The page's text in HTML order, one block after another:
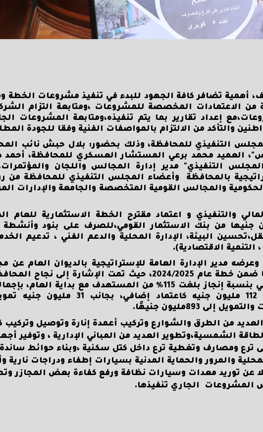
أهمية تضافر كافة الجهود للبدء في تنفيذ مشروعات الخطة
من الاعتمادات المخصصة للمشروعات ،ومتابعة التزام
إعداد تقارير بما يتم تنفيذه،ومتابعة المشروعات
والتأكد من الالتزام بالمواصفات الفنية وفقا للجودة
التنفيذي للمحافظة، وذلك بحضور: بلال حبش نائب
العميد محمد برعي المستشار العسكري للمحافظة، أحمد
التنفيذي" مدير إدارة المجالس واللجان
بالمحافظة وأعضاء المجلس التنفيذي للمحافظة من
والمجالس القومية المتخصصة والجامعة والإدارات
والتنفيذي و اعتماد مقترح الخطة الاستثمارية للعام
بإجمالي يزيد عن 850 مليون جنيها من بنك الاستثمار القومي،للصرف على بنود
البيئة، الإدارة المحلية والدعم الفني ، تدعيم
التنمية الاقتصادية).
مدير الإدارة العامة للإستراتيجية بالديوان العام عن
والمشروعات والأعمال، التي تم تنفيذها ضمن خطة عام 2024/2025، حيث تمت الإشارة
الخطة الاستثمارية للعام المالي الماضي بنسبة إنجاز بلغت 115% من المستهدف مع
مالية 750 مليون جنيه، أُضيف إليها 112 مليون جنيه كاعتماد
893مليون جنيهًا.
من الطرق والشوارع وتركيب أعمدة إنارة وتوصيل وتركيب
الشمسية،وتطوير العديد من المباني الإدارية ، وتوفير
ترع ومصارف وتغطية ترع داخل كتل سكنية ،وبناء حوائط
والمرور والحماية المدنية بسيارات إطفاء ودراجات نارية
عن توريد معدات وسيارات نظافة ورفع كفاءة بعض المجازر
المشروعات الجاري تنفيذها.